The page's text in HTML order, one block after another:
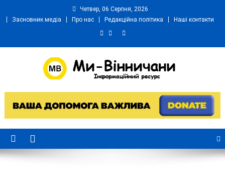
Четвер, 06 Серпня, 2026
Засновник медіа
Про нас Редакційна політика Наші контакти
Ми Вінничани